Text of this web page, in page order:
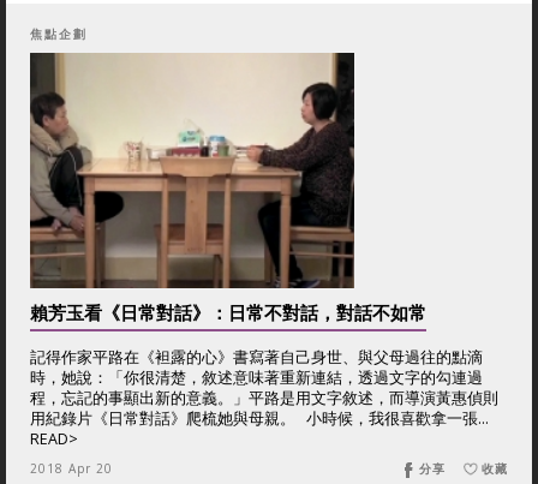
焦點企劃
賴芳玉看《日常對話》：日常不對話，對話不如常
記得作家平路在《袒露的心》書寫著自己身世、與父母過往的點滴
時，她說：「你很清楚，敘述意味著重新連結，透過文字的勾連過
程，忘記的事顯出新的意義。」平路是用文字敘述，而導演黃惠偵則
用紀錄片《日常對話》爬梳她與母親。 小時候，我很喜歡拿一張...
READ>
2018 Apr 20 收藏
分享